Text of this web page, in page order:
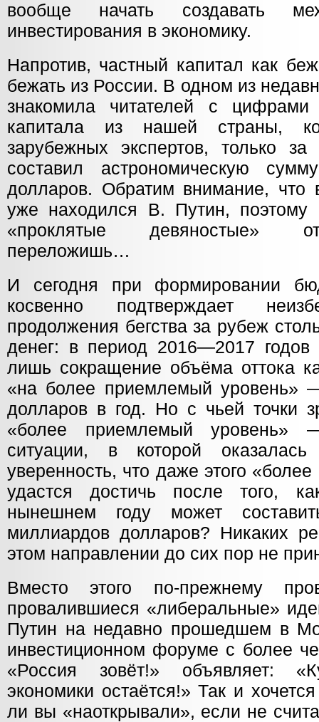
вообще начать создавать
инвестирования в экономику.
Напротив, частный капитал как
бежать из России. В одном из
знакомила читателей с цифрами
капитала из нашей страны,
зарубежных экспертов, только
составил астрономическую
долларов. Обратим внимание, что
уже находился В. Путин,
«проклятые девяностые»
переложишь…
И сегодня при формировании
косвенно подтверждает
продолжения бегства за рубеж
денег: в период 2016—2017 годов
лишь сокращение объёма оттока
«на более приемлемый уровень»
долларов в год. Но с чьей точки
«более приемлемый уровень»
ситуации, в которой
уверенность, что даже этого
удастся достичь после того,
нынешнем году может
миллиардов долларов? Никаких
этом направлении до сих пор не
Вместо этого по-прежнему
провалившиеся «либеральные»
Путин на недавно прошедшем в
инвестиционном форуме с более
«Россия зовёт!» объявляет:
экономики остаётся!» Так и
ли вы «наоткрывали», если не